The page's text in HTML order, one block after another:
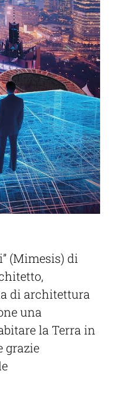
(Mimesis) di
di architettura
una
la Terra in
grazie